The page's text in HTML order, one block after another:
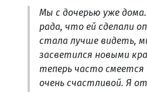
Мы с дочерью уже
рада, что ей сделали
стала лучше видеть,
засветился новыми
теперь часто
очень счастливой. Я